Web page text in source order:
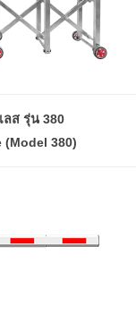
ลส รุ่น 380
380)